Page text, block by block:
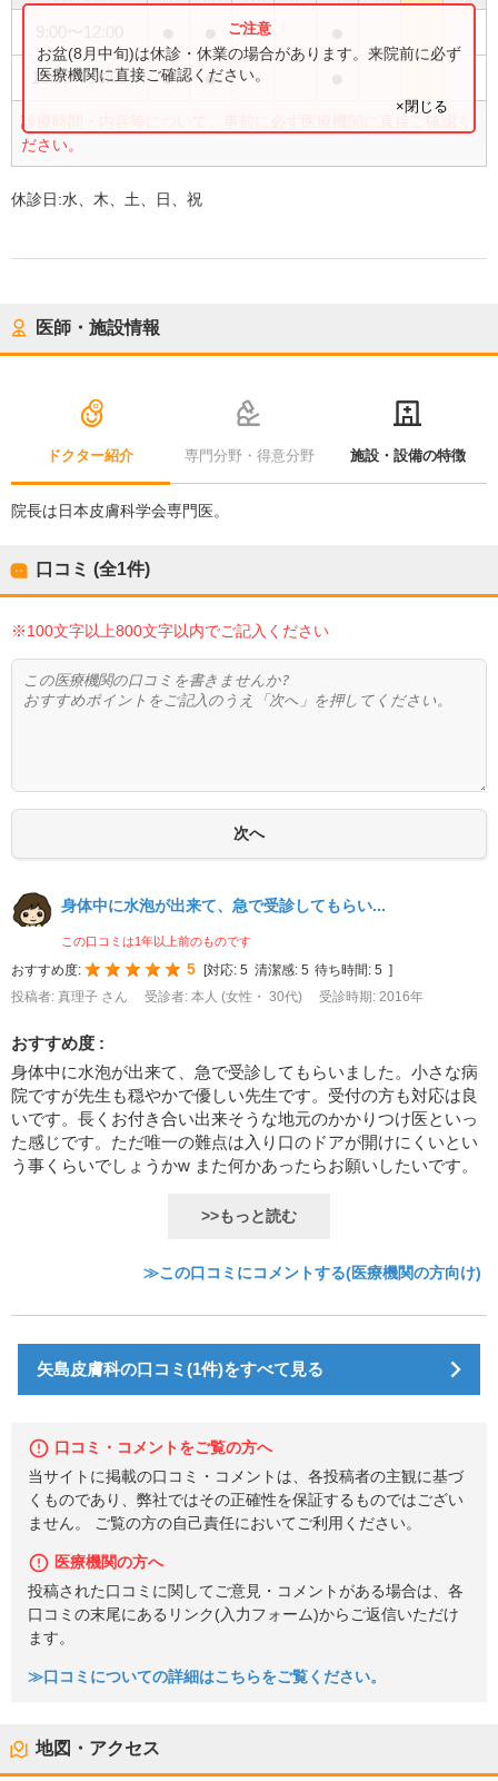
15:00〜18:00 ● ●
診療時間・内容等について、事前に必ず医療機関に直接ご確認く
ださい。
お盆(8月中旬)は休診・休業の場合があります。来院前に必ず
医療機関に直接ご確認ください。
×閉じる
休診日:水、木、土、日、祝
医師・施設情報
ドクター紹介 専門分野・得意分野 施設・設備の特徴
院長は日本皮膚科学会専門医。
口コミ (全1件)
※100文字以上800文字以内でご記入ください
身体中に水泡が出来て、急で受診してもらい...
この口コミは1年以上前のものです
おすすめ度: 5 対応: 5 清潔感: 5 待ち時間: 5
投稿者: 真理子 さん
受診者: 本人 (女性・ 30代) 受診時期: 2016年
おすすめ度 :
身体中に水泡が出来て、急で受診してもらいました。小さな病
院ですが先生も穏やかで優しい先生です。受付の方も対応は良
いです。長くお付き合い出来そうな地元のかかりつけ医といっ
た感じです。ただ唯一の難点は入り口のドアが開けにくいとい
う事くらいでしょうかw また何かあったらお願いしたいです。
>>もっと読む
≫この口コミにコメントする(医療機関の方向け)
矢島皮膚科の口コミ(1件)をすべて見る
口コミ・コメントをご覧の方へ
当サイトに掲載の口コミ・コメントは、各投稿者の主観に基づ
くものであり、弊社ではその正確性を保証するものではござい
ません。 ご覧の方の自己責任においてご利用ください。
医療機関の方へ
投稿された口コミに関してご意見・コメントがある場合は、各
口コミの末尾にあるリンク(入力フォーム)からご返信いただけ
ます。
≫口コミについての詳細はこちらをご覧ください。
地図・アクセス